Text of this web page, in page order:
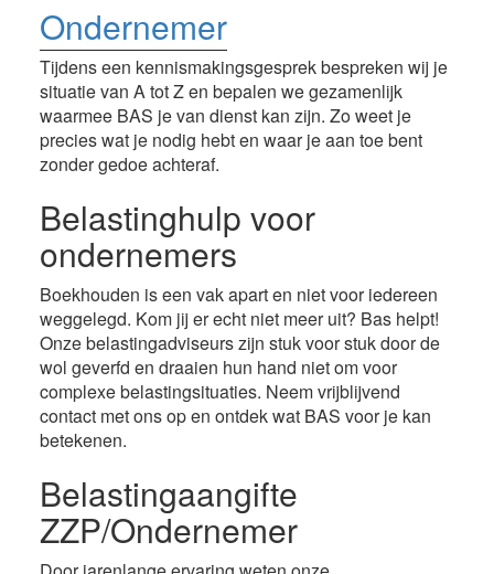
Ondernemer
Tijdens een kennismakingsgesprek bespreken wij je
situatie van A tot Z en bepalen we gezamenlijk
waarmee BAS je van dienst kan zijn. Zo weet je
precies wat je nodig hebt en waar je aan toe bent
zonder gedoe achteraf.
Belastinghulp voor
ondernemers
Boekhouden is een vak apart en niet voor iedereen
weggelegd. Kom jij er echt niet meer uit? Bas helpt!
Onze belastingadviseurs zijn stuk voor stuk door de
wol geverfd en draaien hun hand niet om voor
complexe belastingsituaties. Neem vrijblijvend
contact met ons op en ontdek wat BAS voor je kan
betekenen.
Belastingaangifte
ZZP/Ondernemer